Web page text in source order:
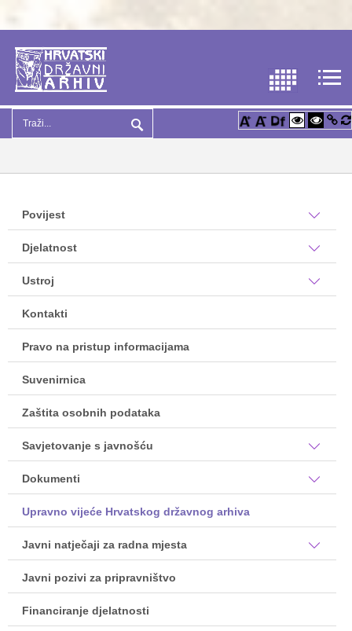
Povijest
Djelatnost
Ustroj
Kontakti
Pravo na pristup informacijama
Suvenirnica
Zaštita osobnih podataka
Savjetovanje s javnošću
Dokumenti
Upravno vijeće Hrvatskog državnog arhiva
Javni natječaji za radna mjesta
Javni pozivi za pripravništvo
Financiranje djelatnosti